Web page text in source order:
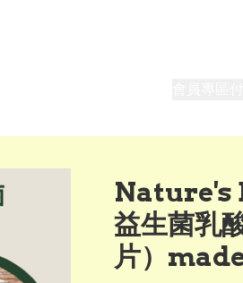
Nature's
益生菌乳
片）